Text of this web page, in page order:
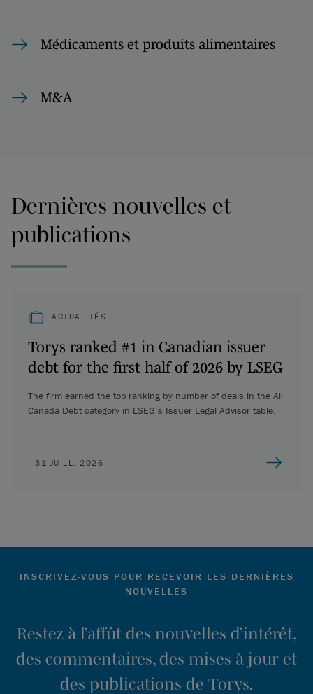
Médicaments et produits alimentaires
M&A
Dernières nouvelles et
publications
ACTUALITÉS
Torys ranked #1 in Canadian issuer
debt for the first half of 2026 by LSEG
The firm earned the top ranking by number of deals in the All
Canada Debt category in LSEG’s Issuer Legal Advisor table.
31 JUILL. 2026
INSCRIVEZ-VOUS POUR RECEVOIR LES DERNIÈRES
NOUVELLES
Restez à l’affût des nouvelles d’intérêt,
des commentaires, des mises à jour et
des publications de Torys.